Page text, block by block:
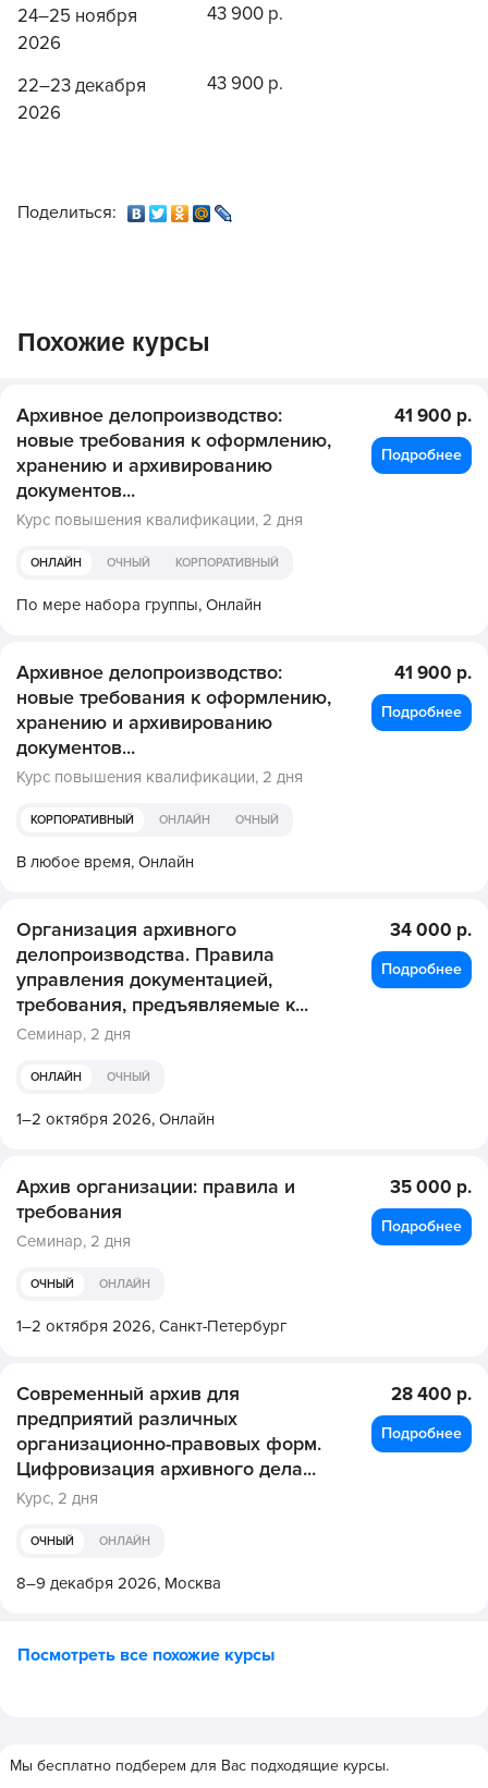
24–25 ноября
2026
43 900 р.
22–23 декабря
2026
43 900 р.
Поделиться:
Похожие курсы
Архивное делопроизводство:
новые требования к оформлению,
хранению и архивированию
документов...
Курс повышения квалификации, 2 дня
ОНЛАЙН ОЧНЫЙ КОРПОРАТИВНЫЙ
По мере набора группы, Онлайн
41 900 р.
Подробнее
Архивное делопроизводство:
новые требования к оформлению,
хранению и архивированию
документов...
Курс повышения квалификации, 2 дня
КОРПОРАТИВНЫЙ ОНЛАЙН ОЧНЫЙ
В любое время, Онлайн
41 900 р.
Подробнее
Организация архивного
делопроизводства. Правила
управления документацией,
требования, предъявляемые к...
Семинар, 2 дня
ОНЛАЙН ОЧНЫЙ
1–2 октября 2026, Онлайн
34 000 р.
Подробнее
Архив организации: правила и
требования
Семинар, 2 дня
ОЧНЫЙ ОНЛАЙН
1–2 октября 2026, Санкт-Петербург
35 000 р.
Подробнее
Современный архив для
предприятий различных
организационно-правовых форм.
Цифровизация архивного дела...
Курс, 2 дня
ОЧНЫЙ ОНЛАЙН
8–9 декабря 2026, Москва
28 400 р.
Подробнее
Посмотреть все похожие курсы
Мы бесплатно подберем для Вас подходящие курсы.